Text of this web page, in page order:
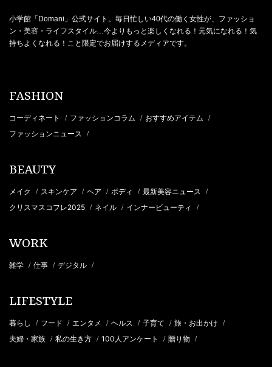
小学館「Domani」公式サイト。毎日忙しい40代の働く女性が、ファッショ
ン・美容・ライフスタイル…今よりもっと楽しくなれる！元気になれる！気
持ちよくなれる！こと限定でお届けするメディアです。
FASHION
コーディネート / ファッションコラム / おすすめアイテム /
ファッションニュース /
BEAUTY
メイク / スキンケア / ヘア / ボディ / 最新美容ニュース /
クリスマスコフレ2025 / ネイル / インナービューティ /
WORK
雑学 / 仕事 / デジタル /
LIFESTYLE
暮らし / フード / エンタメ / ヘルス / 子育て / 旅・お出かけ /
夫婦・家族 / 私の生き方 / 100人アンケート / 贈り物 /